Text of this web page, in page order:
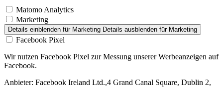
Matomo Analytics
Marketing
Details einblenden für Marketing Details ausblenden für Marketing
Facebook Pixel
Wir nutzen Facebook Pixel zur Messung unserer Werbeanzeigen auf
Facebook.
Anbieter: Facebook Ireland Ltd.,4 Grand Canal Square, Dublin 2,